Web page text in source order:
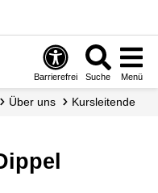
Barrierefrei Suche Menü
Über uns Kursleitende